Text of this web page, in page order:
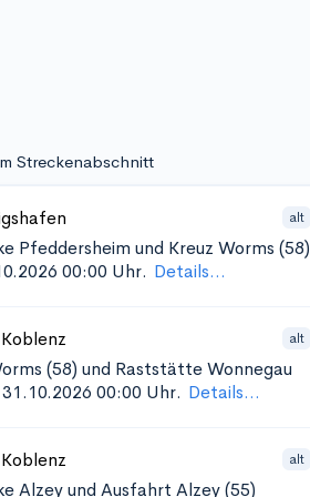
Streckenabschnitt
alt
Pfeddersheim und Kreuz Worms (58)
00:00 Uhr. Details...
Koblenz alt
(58) und Raststätte Wonnegau
00:00 Uhr. Details...
Koblenz alt
Alzey und Ausfahrt Alzey (55)